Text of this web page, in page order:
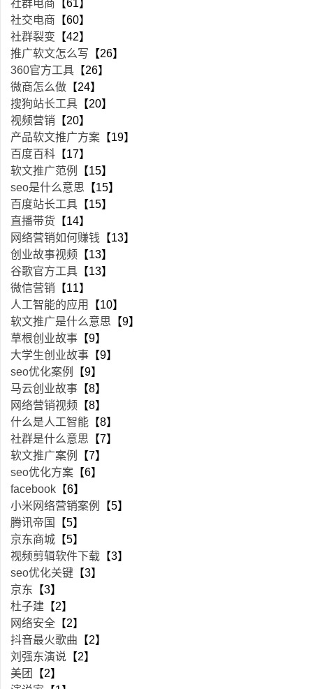
社群电商 【61】
社交电商 【60】
社群裂变 【42】
推广软文怎么写 【26】
360官方工具 【26】
微商怎么做 【24】
搜狗站长工具 【20】
视频营销 【20】
产品软文推广方案 【19】
百度百科 【17】
软文推广范例
【15】
seo是什么意思 【15】
百度站长工具 【15】
直播带货 【14】
网络营销如何赚钱 【13】
创业故事视频 【13】
谷歌官方工具 【13】
微信营销 【11】
人工智能的应用
【10】
软文推广是什么意思 【9】
草根创业故事 【9】
大学生创业故事 【9】
seo优化案例
【9】
马云创业故事 【8】
网络营销视频 【8】
什么是人工智能 【8】
社群是什么意思 【7】
软文推广案例
【7】
seo优化方案 【6】
facebook 【6】
小米网络营销案例
【5】
腾讯帝国
【5】
京东商城 【5】
视频剪辑软件下载 【3】
seo优化关键 【3】
京东 【3】
杜子建 【2】
网络安全 【2】
抖音最火歌曲 【2】
刘强东演说 【2】
美团
【2】